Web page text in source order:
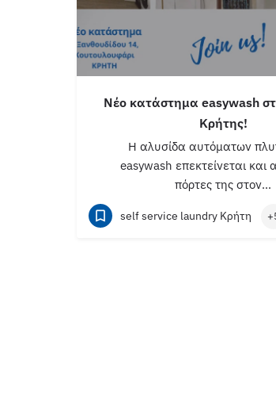
Νέο κατάστημα easywash
Κρήτης!
Η αλυσίδα αυτόματων
easywash επεκτείνεται και
πόρτες της στον…
self service laundry Κρήτη